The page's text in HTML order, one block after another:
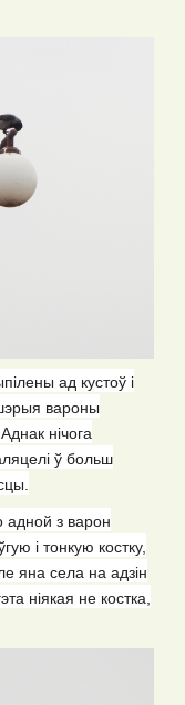
ад кустоў і
вароны
нічога
ў больш
адной з варон
і тонкую костку,
яна села на адзін
ніякая не костка,